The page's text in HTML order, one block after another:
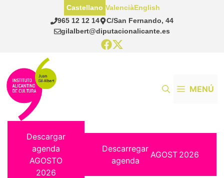
965 12 12 14
C/San Fernando, 44
gilalbert@diputacionalicante.es
Castellano ValenciàEnglish
MENÚ
Descargar
agenda
AGOSTO
2026
Descarregar
agenda
AGOST 2026